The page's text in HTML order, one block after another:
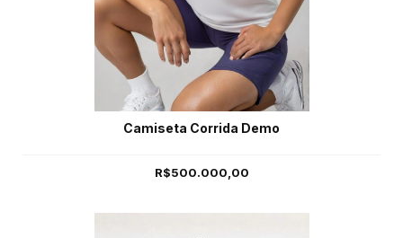
Camiseta Corrida Demo
R$500.000,00